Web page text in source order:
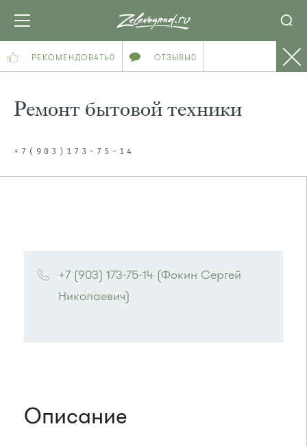
РЕКОМЕНДОВАТЬ0 ОТЗЫВЫ0
Ремонт бытовой техники
+7(903)173-75-14
+7 (903) 173-75-14 (Фокин Сергей
Николаевич)
Описание